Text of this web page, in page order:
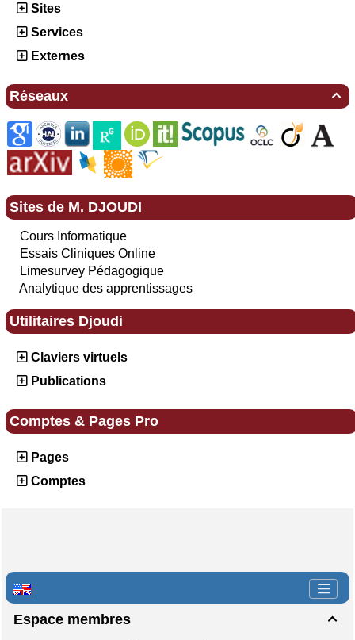
Sites
Services
Externes

Réseaux
Sites de M. DJOUDI
Cours Informatique
Essais Cliniques Online
Limesurvey Pédagogique
Analytique des apprentissages
Utilitaires Djoudi
Claviers virtuels
Publications
Comptes & Pages Pro
Pages
Comptes

Espace membres